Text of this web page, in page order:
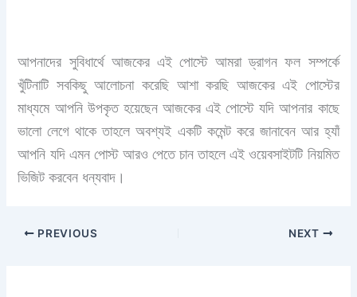
আপনাদের সুবিধার্থে আজকের এই পোস্টে আমরা ড্রাগন ফল সম্পর্কে
খুঁটিনাটি সবকিছু আলোচনা করেছি আশা করছি আজকের এই পোস্টের
মাধ্যমে আপনি উপকৃত হয়েছেন আজকের এই পোস্টে যদি আপনার কাছে
ভালো লেগে থাকে তাহলে অবশ্যই একটি কমেন্ট করে জানাবেন আর হ্যাঁ
আপনি যদি এমন পোস্ট আরও পেতে চান তাহলে এই ওয়েবসাইটটি নিয়মিত
ভিজিট করবেন ধন্যবাদ।
PREVIOUS NEXT